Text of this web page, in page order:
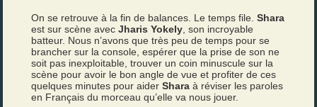
On se retrouve à la fin de balances. Le temps file.Shara
est sur scène avec Jharis Yokely , son incroyable
batteur. Nous n’avons que très peu de temps pour se
brancher sur la console, espérer que la prise de son ne
soit pas inexploitable, trouver un coin minuscule sur la
scène pour avoir le bon angle de vue et profiter de ces
quelques minutes pour aiderSharaà réviser les paroles
en Français du morceau qu’elle va nous jouer.